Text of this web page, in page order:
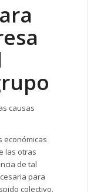
causas
económicas
las otras
de tal
para
colectivo.